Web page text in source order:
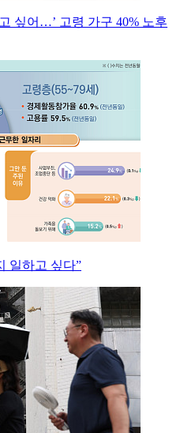
싶어…’ 고령 가구 40% 노후
일하고 싶다”